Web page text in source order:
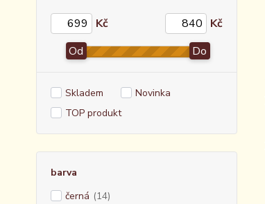
Kč
Od
Do
Kč
Skladem
Novinka
TOP produkt
barva
černá (14)